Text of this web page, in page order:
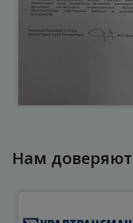
Нам доверяют